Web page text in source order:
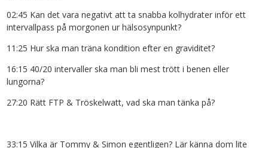
02:45 Kan det vara negativt att ta snabba kolhydrater inför ett
intervallpass på morgonen ur hälsosynpunkt?
11:25 Hur ska man träna kondition efter en graviditet?
16:15 40/20 intervaller ska man bli mest trött i benen eller
lungorna?
27:20 Rätt FTP & Tröskelwatt, vad ska man tänka på?
33:15 Vilka är Tommy & Simon egentligen? Lär känna dom lite